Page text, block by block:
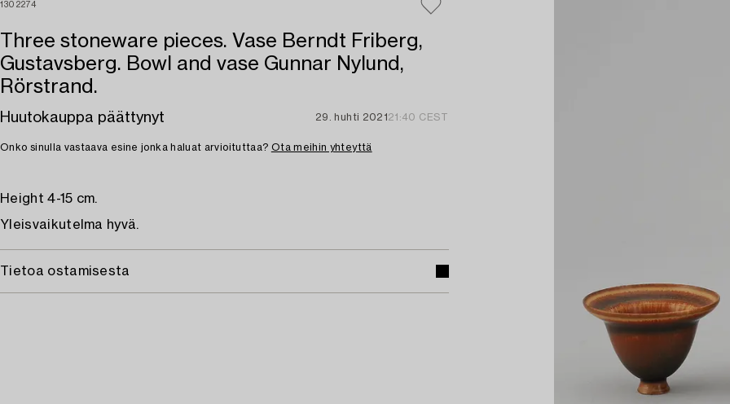
1302274
Three stoneware pieces. Vase Berndt Friberg,
Gustavsberg. Bowl and vase Gunnar Nylund,
Rörstrand.
Huutokauppa päättynyt 29. huhti 2021 21:40 CEST
Onko sinulla vastaava esine jonka haluat arvioituttaa? Ota meihin yhteyttä
Height 4-15 cm.
Yleisvaikutelma hyvä.
Tietoa ostamisesta